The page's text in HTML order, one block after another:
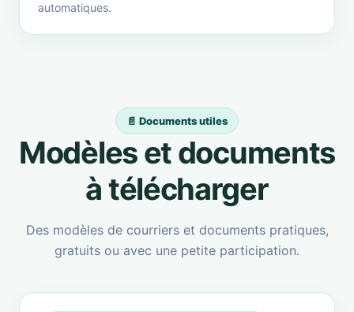
automatiques.
📄 Documents utiles
Modèles et documents
à télécharger
Des modèles de courriers et documents pratiques,
gratuits ou avec une petite participation.